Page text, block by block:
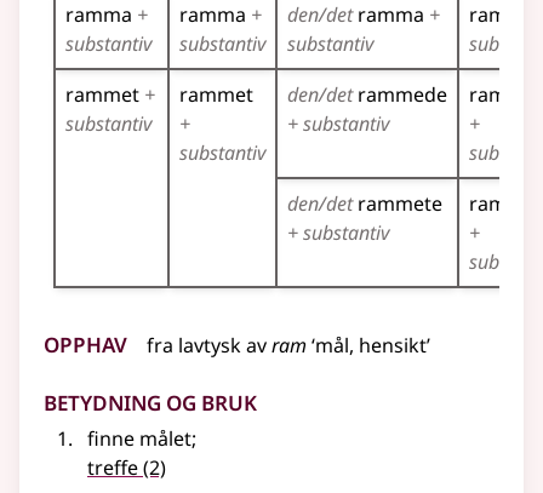
ramma +
substantiv
ramma +
substantiv
den/detramma +
substantiv
ramma
rammet +
substantiv
rammet
+
substantiv
den/detrammede
+ substantiv
+
den/detrammete
+ substantiv
+
Opphav fra lavtyskavram ‘mål, hensikt’
Betydning og bruk
finne målet;
treffe(2)